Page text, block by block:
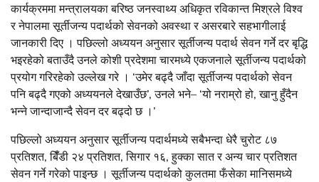
कार्यक्रममा मन्त्रालयका बरिष्ठ जनस्वाथ्य अधिकृत रविकान्त मिश्रले विश्व
र नेपालमा सूर्तीजन्य पदार्थको सेवनको अवस्था र असरबारे सहभागीलाई
जानकारी दिए । पछिल्लो अध्ययन अनुसार सूर्तीजन्य पदार्थ सेवन गर्ने दर बृद्धि
भइरहेको बताउँदै उनले कोशी प्रदेशमा चारमध्ये एकजनाले सूर्तीजन्य पदार्थको
प्रयोग गरिरहेको उल्लेख गरे । ‘उमेर बढ्दै जाँदा सूर्तीजन्य पदार्थको सेवन
पनि बढ्दै गएको अध्ययनले देखाउँछ’, उनले भने– ‘यो नराम्रो हो, खानु हुँदैन
भन्ने जान्दाजान्दै सेवन दर बढ्दो छ ।’
पछिल्लो अध्ययन अनुसार सूर्तीजन्य पदार्थमध्ये सबैभन्दा धेरै चुरोट ८७
प्रतिशत, बिँँडी २४ प्रतिशत, सिगार १६, हुक्का सात र अन्य चार प्रतिशत
सेवन गर्ने गरेको पाइन्छ । सूर्तीजन्य पदार्थको कुलतमा फँसेका मानिसमध्ये